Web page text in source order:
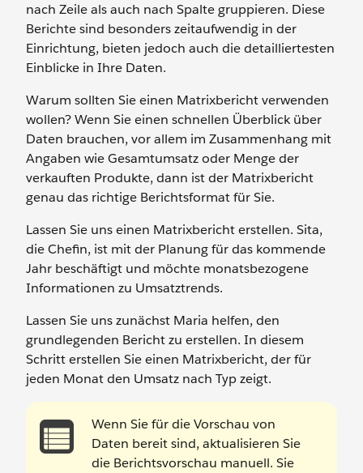
nach Zeile als auch nach Spalte gruppieren. Diese
Berichte sind besonders zeitaufwendig in der
Einrichtung, bieten jedoch auch die detailliertesten
Einblicke in Ihre Daten.
Warum sollten Sie einen Matrixbericht verwenden
wollen? Wenn Sie einen schnellen Überblick über
Daten brauchen, vor allem im Zusammenhang mit
Angaben wie Gesamtumsatz oder Menge der
verkauften Produkte, dann ist der Matrixbericht
genau das richtige Berichtsformat für Sie.
Lassen Sie uns einen Matrixbericht erstellen. Sita,
die Chefin, ist mit der Planung für das kommende
Jahr beschäftigt und möchte monatsbezogene
Informationen zu Umsatztrends.
Lassen Sie uns zunächst Maria helfen, den
grundlegenden Bericht zu erstellen. In diesem
Schritt erstellen Sie einen Matrixbericht, der für
jeden Monat den Umsatz nach Typ zeigt.
Wenn Sie für die Vorschau von
Daten bereit sind, aktualisieren Sie
die Berichtsvorschau manuell. Sie